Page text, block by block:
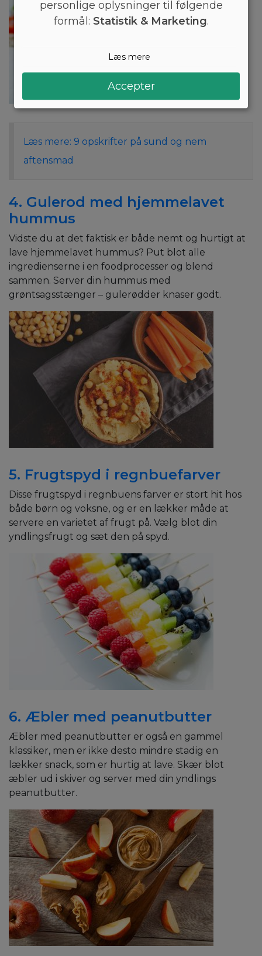
Læs mere: 9 opskrifter på sund og nem
aftensmad
4. Gulerod med hjemmelavet
hummus
Vidste du at det faktisk er både nemt og hurtigt at
lave hjemmelavet hummus? Put blot alle
ingredienserne i en foodprocesser og blend
sammen. Server din hummus med
grøntsagsstænger – gulerødder knaser godt.
5. Frugtspyd i regnbuefarver
Disse frugtspyd i regnbuens farver er stort hit hos
både børn og voksne, og er en lækker måde at
servere en varietet af frugt på. Vælg blot din
yndlingsfrugt og sæt den på spyd.
6. Æbler med peanutbutter
Æbler med peanutbutter er også en gammel
klassiker, men er ikke desto mindre stadig en
lækker snack, som er hurtig at lave. Skær blot
æbler ud i skiver og server med din yndlings
peanutbutter.
personlige oplysninger til følgende
formål: Statistik & Marketing.
Læs mere
Accepter